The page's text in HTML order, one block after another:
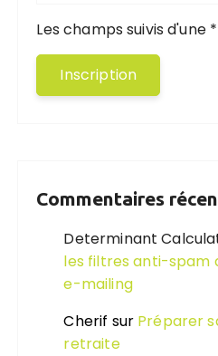
Les champs suivis d'une
Commentaires
Determinant
les filtres anti-spam
e-mailing
Cherif sur Préparer
retraite